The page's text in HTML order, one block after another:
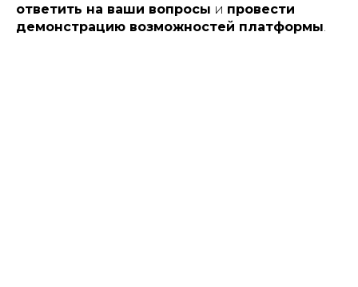
ответить на ваши вопросы и провести
демонстрацию возможностей платформы.